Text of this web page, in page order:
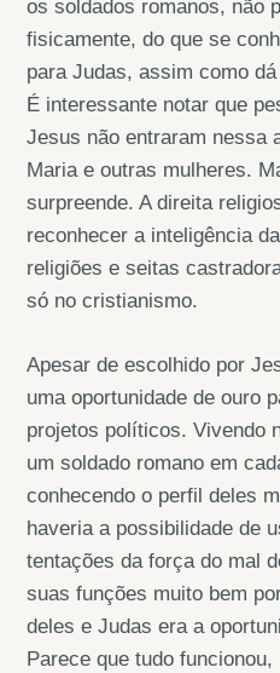
os soldados romanos, não
fisicamente, do que se
para Judas, assim como
É interessante notar que
Jesus não entraram nessa
Maria e outras mulheres.
surpreende. A direita
reconhecer a inteligência
religiões e seitas
só no cristianismo.
Apesar de escolhido por
uma oportunidade de ouro
projetos políticos. Vivendo
um soldado romano em
conhecendo o perfil deles
haveria a possibilidade de
tentações da força do mal
suas funções muito bem
deles e Judas era a
Parece que tudo